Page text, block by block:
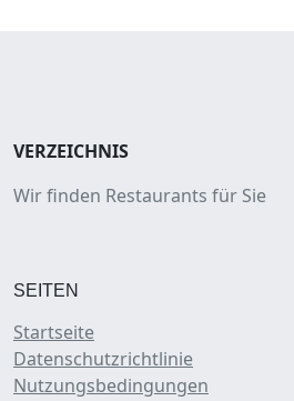
VERZEICHNIS
Wir finden Restaurants für Sie
SEITEN
Startseite
Datenschutzrichtlinie
Nutzungsbedingungen